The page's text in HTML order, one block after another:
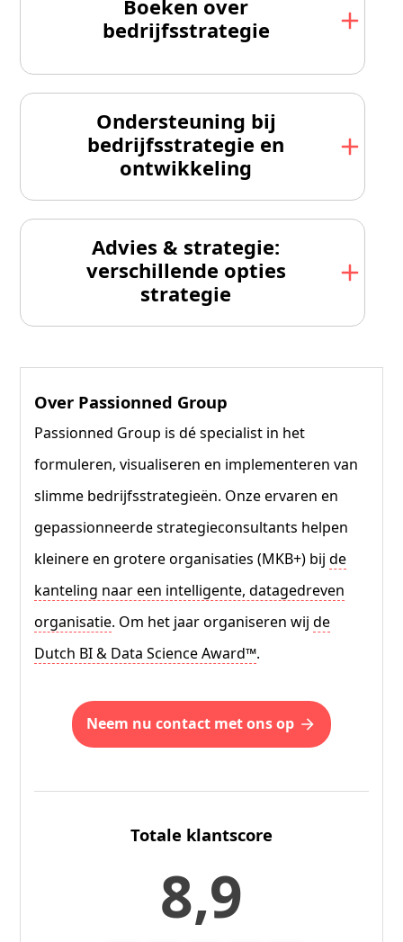
Boeken over
bedrijfsstrategie
Ondersteuning bij
bedrijfsstrategie en
ontwikkeling
Advies & strategie:
verschillende opties
strategie
Over Passionned Group
Passionned Group is dé specialist in het
formuleren, visualiseren en implementeren van
slimme bedrijfsstrategieën. Onze ervaren en
gepassionneerde strategieconsultants helpen
kleinere en grotere organisaties (MKB+) bijde
kanteling naar een intelligente, datagedreven
organisatie. Om het jaar organiseren wijde
Dutch BI & Data Science Award™.
neem nu contact met ons op
Totale klantscore
8,9